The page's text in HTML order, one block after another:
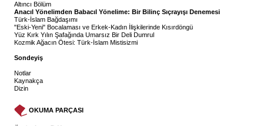
Altıncı Bölüm
Anacıl Yönelimden Babacıl Yönelime: Bir Bilinç Sıçrayışı Denemesi
Türk-İslam Bağdaşımı
"Eski-Yeni" Bocalaması ve Erkek-Kadın İlişkilerinde Kısırdöngü
Yüz Kırk Yılın Şafağında Umarsız Bir Deli Dumrul
Kozmik Ağacın Ötesi: Türk-İslam Mistisizmi
Sondeyiş
Notlar
Kaynakça
Dizin
OKUMA PARÇASI